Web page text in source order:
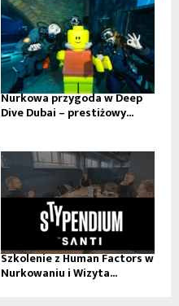
Nurkowa przygoda w Deep
Dive Dubai – prestiżowy...
Szkolenie z Human Factors w
Nurkowaniu i Wizyta...